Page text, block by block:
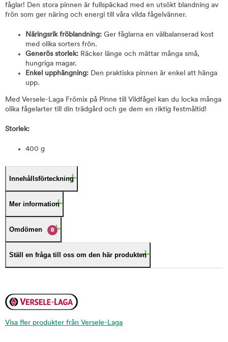
fåglar! Den stora pinnen är fullspäckad med en utsökt blandning av
frön som ger näring och energi till våra vilda fågelvänner.
Näringsrik fröblandning: Ger fåglarna en välbalanserad kost
med olika sorters frön.
Generös storlek: Räcker länge och mättar många små,
hungriga magar.
Enkel upphängning: Den praktiska pinnen är enkel att hänga
upp.
Med Versele-Laga Frömix på Pinne till Vildfågel kan du locka många
olika fågelarter till din trädgård och ge dem en riktig festmåltid!
Storlek:
400 g
Innehållsförteckning
Mer information
Omdömen 0
Ställ en fråga till oss om den här produkten
Visa fler produkter från Versele-Laga